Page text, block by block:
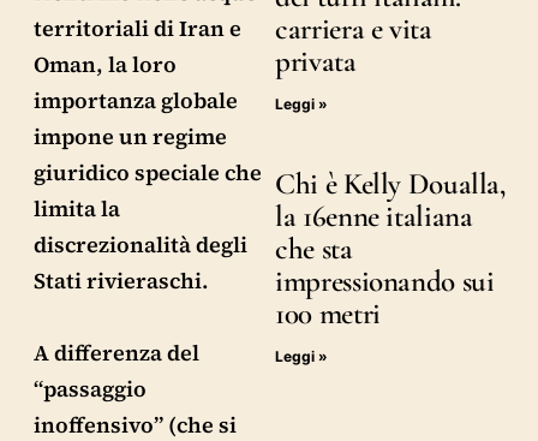
territoriali di Iran e
Oman, la loro
importanza globale
impone un regime
giuridico speciale che
limita la
discrezionalità degli
Stati rivieraschi.
A differenza del
“passaggio
inoffensivo” (che si
carriera e vita
privata
Leggi »
Chi è Kelly Doualla,
la 16enne italiana
che sta
impressionando sui
100 metri
Leggi »